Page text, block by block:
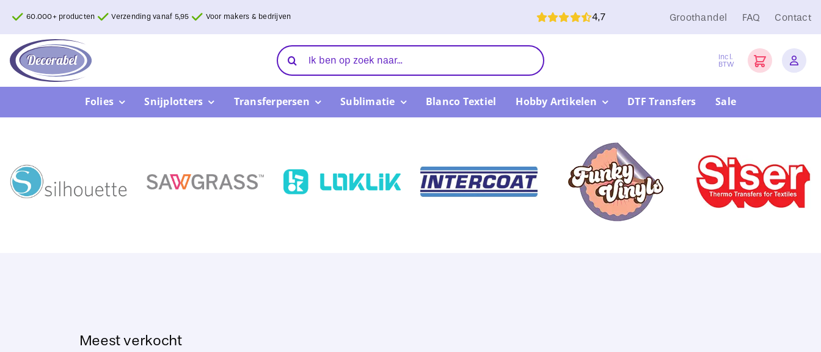
inhoud
60.000+ producten Verzending vanaf 5,95 Voor makers & bedrijven 4,7 Groothandel FAQ Contact
Zoeken
naar:
Incl.
BTW
Folies Snijplotters Transferpersen Sublimatie Blanco Textiel Hobby Artikelen DTF Transfers Sale
Meest verkocht